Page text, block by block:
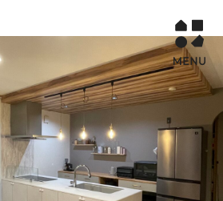
WORKS
COMPANY